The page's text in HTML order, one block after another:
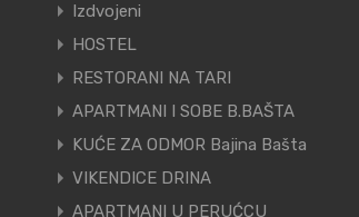
Izdvojeni
HOSTEL
RESTORANI NA TARI
APARTMANI I SOBE B.BAŠTA
KUĆE ZA ODMOR Bajina Bašta
VIKENDICE DRINA
APARTMANI U PERUĆCU